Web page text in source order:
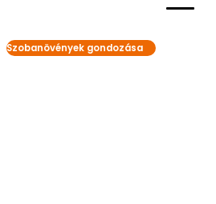
Szobanövények gondozása